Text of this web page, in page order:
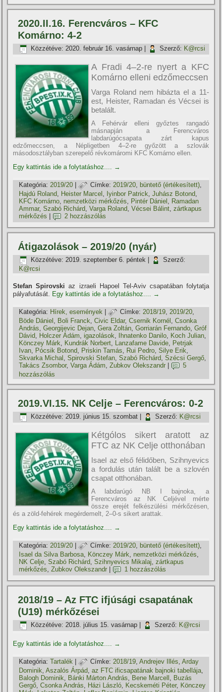
2020.II.16. Ferencváros – KFC
Komárno: 4-2
Közzétéve: 2020. február 16. vasárnap Szerző: K@rcsi
A Fradi 4–2-re nyert a KFC
Komárno elleni edzőmeccsen
Varga Roland nem hibázta el a 11-
est, Heister, Ramadan és Vécsei is
betalált.
A Fehérvár elleni győztes rangadó
másnapján a Ferencváros
labdarúgócsapata zárt kapus
edzőmeccsen, a Népligetben 4–2-re győzött a szlovák
másodosztályban szerepelő révkomáromi KFC Komárno ellen.
Egy kattintás ide a folytatáshoz....
→
Kategória: 2019/20 | Címke: 2019/20, büntető (értékesí­tett),
Hajdú Roland Heister Marcel Iyinbor Patrick ,Juhász Botond
KFC Komárno nemzetközi mérkőzés Pintér Dániel
Ramadan
Ammar,Szabó Richárd ,Varga Roland ,Vécsei Bálint ,zártkapus
mérkőzés
2 hozzászólás
Átigazolások – 2019/20 (nyár)
Közzétéve: 2019. szeptember 6. péntek
Szerző:
K@rcsi
Stefan Spirovski az izraeli Hapoel Tel-Aviv csapatában folytatja
pályafutását. Egy kattintás ide a folytatáshoz.... →
Kategória: Hí­rek, események | Címke: 2018/19,2019/20,
Böde Dániel
Boli Franck ,Civic Eldar,Csernik Kornél ,Csonka
András ,Georgijevic Dejan ,Gera Zoltán ,Gorriarán Fernando ,Gróf
Dávid Holczer Ádám ,igazolások Ihnatenko Danilo Koch Julian
Könczey Márk
Kundrák Norbert Lanzafame Davide Petrjak
Ivan Pócsik Botond Priskin Tamás Rui Pedro ,Silye Erik
Skvarka Michal ,Spirovski Stefan ,Szabó Richárd ,Szécsi Gergő
Takács Zsombor,Varga Ádám,Zubkov Olekszandr
5
hozzászólás
2019.VI.15. NK Celje – Ferencváros: 0-2
Közzétéve: 2019. június 15. szombat Szerző: K@rcsi
Kétgólos sikert aratott az
FTC az NK Celje otthonában
Isael az első félidőben, Szihnyevics
a fordulás után talált be a szlovén
csapat otthonában.
A labdarúgó NB I bajnoka, a
Ferencváros az NK Celjével mérte
össze erejét felkészülési mérkőzésen,
és a zöld-fehérek megérdemelt, 2–0-s sikert arattak.
Egy kattintás ide a folytatáshoz....
→
Kategória: 2019/20 | Címke: 2019/20, büntető (értékesí­tett),
Isael da Silva Barbosa Könczey Márk nemzetközi mérkőzés
NK Celje ,Szabó Richárd ,Szihnyevics Mikalaj ,zártkapus
mérkőzés,Zubkov Olekszandr 1 hozzászólás
2018/19 – Az FTC ifjúsági csapatának
(U19) mérkőzései
Közzétéve: 2018. július 15. vasárnap Szerző: K@rcsi
Egy kattintás ide a folytatáshoz.... →
Kategória: Tartalék | Címke: 2018/19,Andrejev Illés,Arday
Dominik ,Aszalós Árpád ,az FTC ificsapatának bajnoki tabellája
Balogh Dominik
Bánki Márton András Bene Marcell
Buzás
Gergő ,Csonka András Házi László Kecskeméti Péter, Könczey